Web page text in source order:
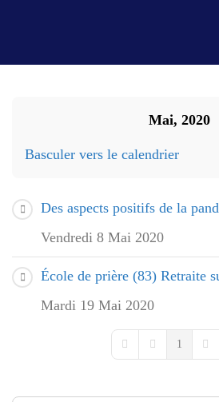
Mai, 2020
Basculer vers le calendrier
Des aspects positifs de la
Vendredi 8 Mai 2020
École de prière (83) Retraite
Mardi 19 Mai 2020
First PagePrevious Page
1